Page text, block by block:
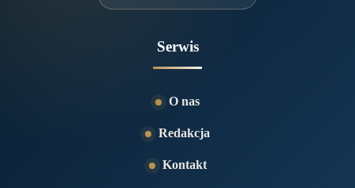
Serwis
O nas
Redakcja
Kontakt